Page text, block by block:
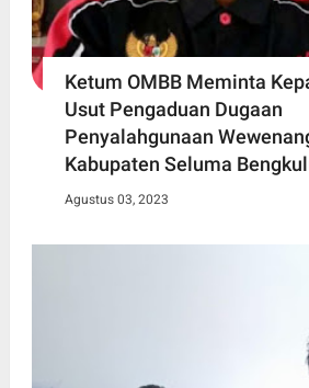
Ketum OMBB Meminta
Usut Pengaduan Dugaan
Penyalahgunaan
Kabupaten Seluma
Agustus 03, 2023